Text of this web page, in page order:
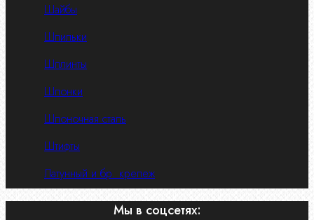
Шайбы
Шпильки
Шплинты
Шпонки
Шпоночная сталь
Штифты
Латунный и бр. крепеж
Мы в соцсетях: